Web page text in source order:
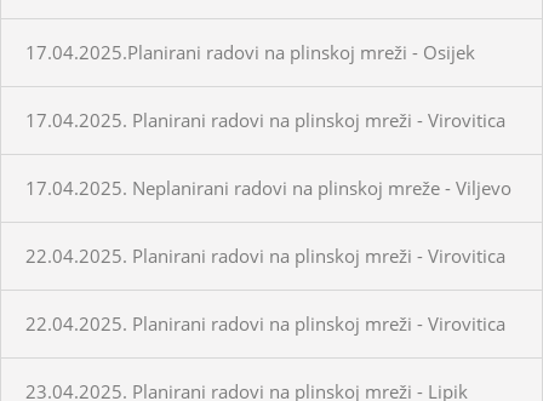
17.04.2025.Planirani radovi na plinskoj mreži - Osijek
17.04.2025. Planirani radovi na plinskoj mreži - Virovitica
17.04.2025. Neplanirani radovi na plinskoj mreže - Viljevo
22.04.2025. Planirani radovi na plinskoj mreži - Virovitica
22.04.2025. Planirani radovi na plinskoj mreži - Virovitica
23.04.2025. Planirani radovi na plinskoj mreži - Lipik